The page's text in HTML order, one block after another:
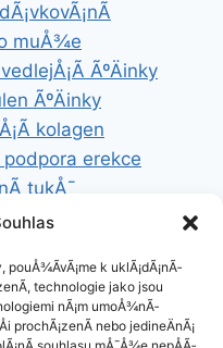
muÅ¾e
ÃºÄinky
ÃºÄinky
kolagen
podpora erekce
tukÅ¯
recepty na hubnutÃ­
k uklÃ¡dÃ¡nÃ­
technologie jako jsou
nÃ¡m umoÅ¾nÃ­
prochÃ¡zenÃ­ nebo jedineÄnÃ¡